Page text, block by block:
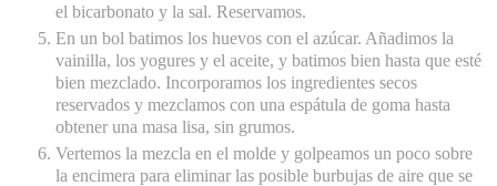
el bicarbonato y la sal. Reservamos.
En un bol batimos los huevos con el azúcar. Añadimos la
vainilla, los yogures y el aceite, y batimos bien hasta que esté
bien mezclado. Incorporamos los ingredientes secos
reservados y mezclamos con una espátula de goma hasta
obtener una masa lisa, sin grumos.
Vertemos la mezcla en el molde y golpeamos un poco sobre
la encimera para eliminar las posible burbujas de aire que se